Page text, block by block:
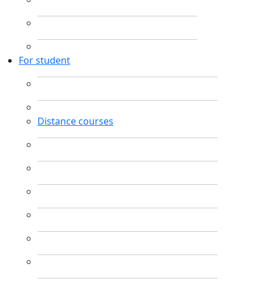
For student
Distance courses